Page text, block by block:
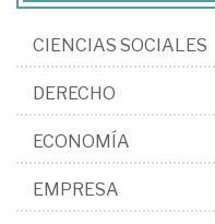
CIENCIAS SOCIALES
DERECHO
ECONOMÍA
EMPRESA